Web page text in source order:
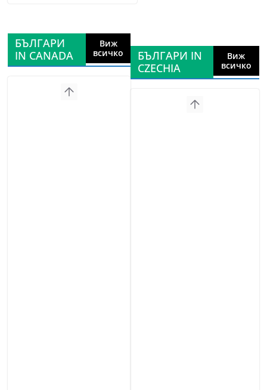
БЪЛГАРИ
IN CANADA
Виж
всичко
БЪЛГАРИ IN
CZECHIA
Виж
всичко